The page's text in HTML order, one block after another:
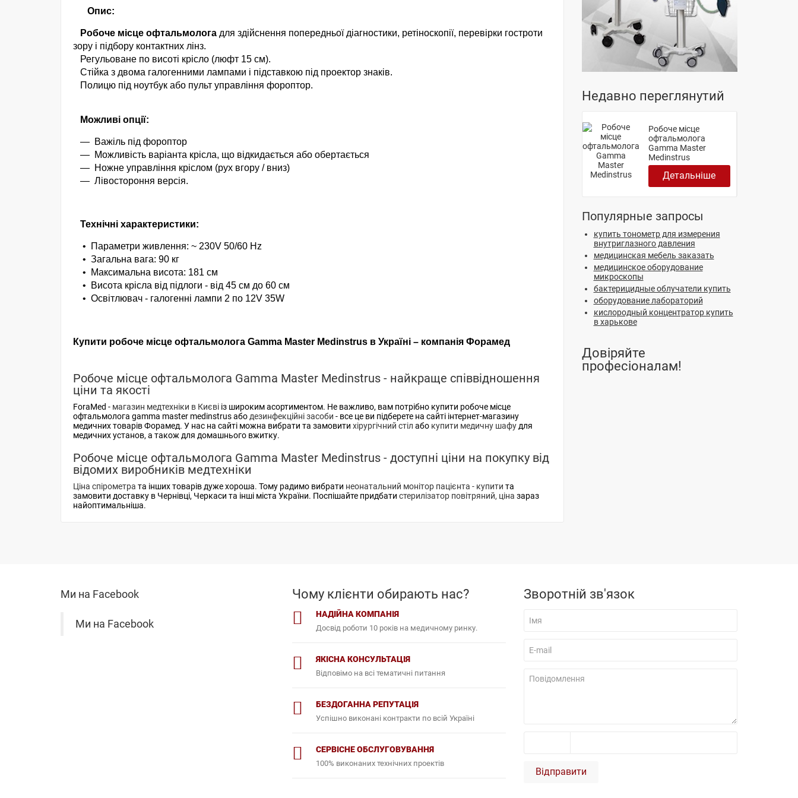
Опис:
Робоче місце офтальмолога для здійснення попередньої діагностики, ретіноскопії, перевірки гостроти
зору і підбору контактних лінз.
Регульоване по висоті крісло (люфт 15 см).
Стійка з двома галогенними лампами і підставкою під проектор знаків.
Полицю під ноутбук або пульт управління фороптор.
Можливі опції:
— Важіль під фороптор
— Можливість варіанта крісла, що відкидається або обертається
— Ножне управління кріслом (рух вгору / вниз)
— Лівостороння версія.
Технічні характеристики:
•
Параметри живлення: ~ 230V 50/60 Hz
• Загальна вага: 90 кг
•
Максимальна висота: 181 см
•
Висота крісла від підлоги - від 45 см до 60 см
• Освітлювач - галогенні лампи 2 по 12V 35W
Купити робоче місце офтальмолога Gamma Master Medinstrus в Україні – компанія Форамед
Робоче місце офтальмолога Gamma Master Medinstrus - найкраще співвідношення
ціни та якості
ForaMed - магазин медтехніки в Києві із широким асортиментом. Не важливо, вам потрібно купити робоче місце
офтальмолога gamma master medinstrus або дезинфекційні засоби - все це ви підберете на сайті інтернет-магазину
медичних товарів Форамед. У нас на сайті можна вибрати та замовити хірургічний стіл або купити медичну шафу для
медичних установ, а також для домашнього вжитку.
Робоче місце офтальмолога Gamma Master Medinstrus - доступні ціни на покупку від
відомих виробників медтехніки
Ціна спірометра та інших товарів дуже хороша. Тому радимо вибрати неонатальний монітор пацієнта - купити та
замовити доставку в Чернівці, Черкаси та інші міста України. Поспішайте придбати стерилізатор повітряний, ціна зараз
найоптимальніша.
Недавно переглянутий
Робоче місце
офтальмолога
Gamma Master
Medinstrus
Детальніше
Популярные запросы
купить тонометр для измерения
внутриглазного давления
медицинская мебель заказать
медицинское оборудование
микроскопы
бактерицидные облучатели купить
оборудование лабораторий
кислородный концентратор купить
в харькове
Довіряйте
професіоналам!
Ми на Facebook
Ми на Facebook
Чому клієнти обирають нас?
НАДІЙНА КОМПАНІЯ
Досвід роботи 10 років на медичному ринку.
ЯКІСНА КОНСУЛЬТАЦІЯ
Відповімо на всі тематичні питання
БЕЗДОГАННА РЕПУТАЦІЯ
Успішно виконані контракти по всій Україні
СЕРВІСНЕ ОБСЛУГОВУВАННЯ
100% виконаних технічних проектів
Зворотній зв'язок
Відправити